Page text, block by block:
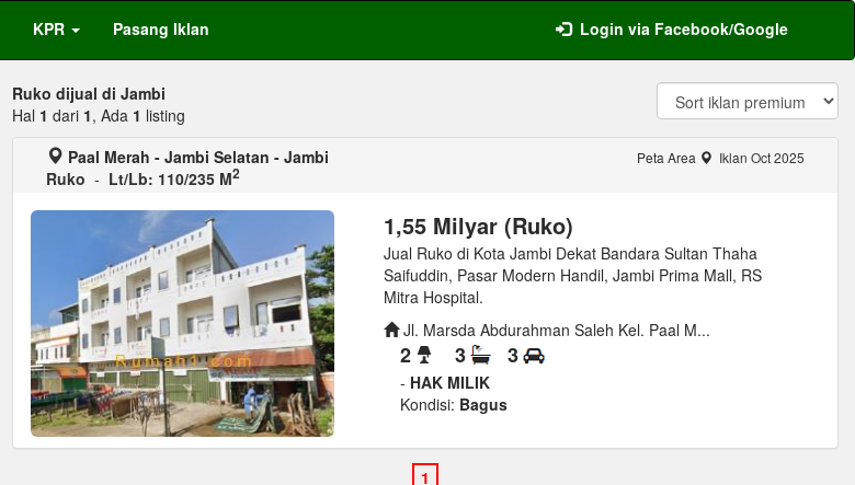
KPR Pasang Iklan Login via Facebook/Google
Ruko dijual di Jambi
Hal 1 dari 1, Ada 1 listing
Paal Merah - Jambi Selatan - Jambi
Ruko - Lt/Lb: 110/235 M2
Peta Area Iklan Oct 2025
1,55 Milyar (Ruko)
Jual Ruko di Kota Jambi Dekat Bandara Sultan Thaha
Saifuddin, Pasar Modern Handil, Jambi Prima Mall, RS
Mitra Hospital.
Jl. Marsda Abdurahman Saleh Kel. Paal M...
2 3 3
- HAK MILIK
Kondisi: Bagus